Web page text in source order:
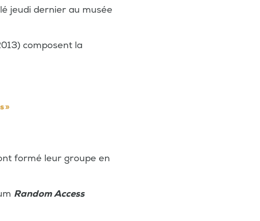
jeudi dernier au musée
composent la
»
formé leur groupe en
Random Access